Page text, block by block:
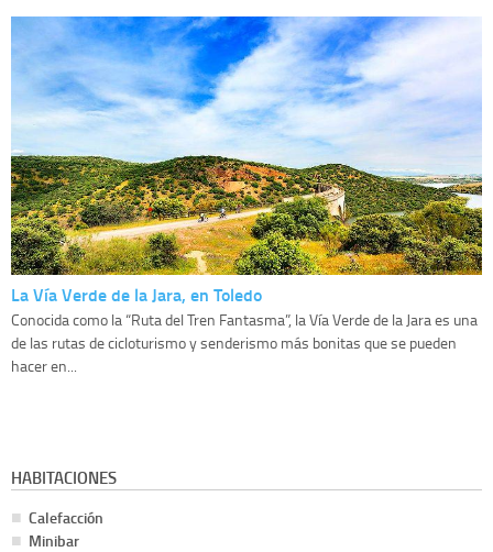
La Vía Verde de la Jara, en Toledo
Conocida como la “Ruta del Tren Fantasma”, la Vía Verde de la Jara es una
de las rutas de cicloturismo y senderismo más bonitas que se pueden
hacer en...
HABITACIONES
Calefacción
Minibar